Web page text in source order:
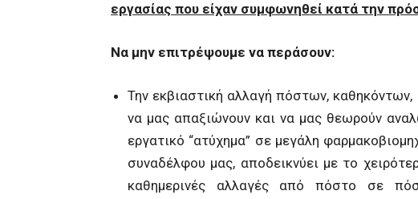
εργασίας που είχαν συμφωνηθεί κατά την
Να μην επιτρέψουμε να περάσουν:
Την εκβιαστική αλλαγή πόστων, καθηκόντων,
να μας απαξιώνουν και να μας θεωρούν
εργατικό “ατύχημα” σε μεγάλη
συναδέλφου μας, αποδεικνύει με το
καθημερινές αλλαγές από πόστο σε